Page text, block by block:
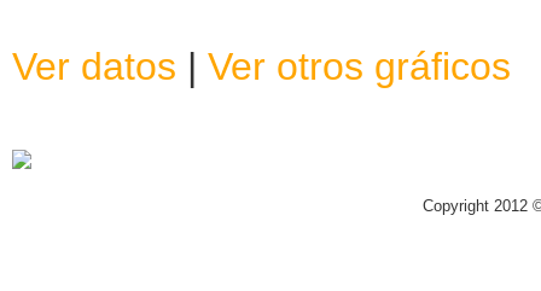
Ver datos | Ver otros gráficos
Copyright 2012